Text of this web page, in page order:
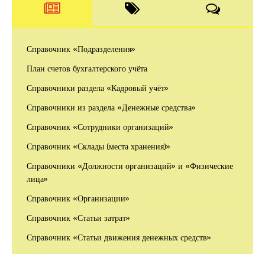
Справочник «Подразделения»
План счетов бухгалтерского учёта
Справочники раздела «Кадровый учёт»
Справочники из раздела «Денежные средства»
Справочник «Сотрудники организаций»
Справочник «Склады (места хранения)»
Справочники «Должности организаций» и «Физические
лица»
Справочник «Организации»
Справочник «Статьи затрат»
Справочник «Статьи движения денежных средств»